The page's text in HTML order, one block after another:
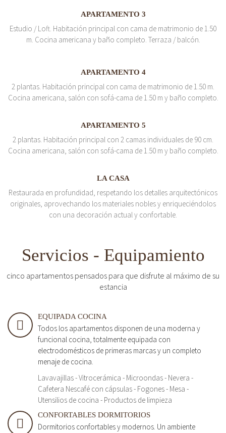
APARTAMENTO 3
Estudio / Loft. Habitación principal con cama de matrimonio de 1.50
m. Cocina americana y baño completo. Terraza / balcón.
APARTAMENTO 4
2 plantas. Habitación principal con cama de matrimonio de 1.50 m.
Cocina americana, salón con sofá-cama de 1.50 m y baño completo.
APARTAMENTO 5
2 plantas. Habitación principal con 2 camas individuales de 90 cm.
Cocina americana, salón con sofá-cama de 1.50 m y baño completo.
LA CASA
Restaurada en profundidad, respetando los detalles arquitectónicos
originales, aprovechando los materiales nobles y enriqueciéndolos
con una decoración actual y confortable.
Servicios - Equipamiento
cinco apartamentos pensados para que disfrute al máximo de su
estancia
EQUIPADA COCINA
Todos los apartamentos disponen de una moderna y
funcional cocina, totalmente equipada con
electrodomésticos de primeras marcas y un completo
menaje de cocina.
Lavavajillas - Vitrocerámica - Microondas - Nevera -
Cafetera Nescafé con cápsulas - Fogones - Mesa -
Utensilios de cocina - Productos de limpieza
CONFORTABLES DORMITORIOS
Dormitorios confortables y modernos. Un ambiente